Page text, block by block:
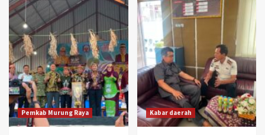
Pemkab Murung Raya Kabar daerah